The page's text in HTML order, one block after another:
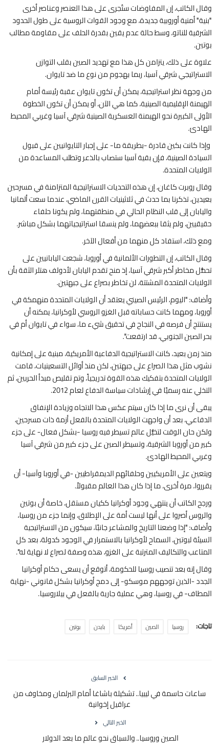
وقال الكاتب، إن المفاوضات ستُجرى على هذا العنصر وعناصر أخرى
"بنية" أمنية أوروبية جديدة، مع وجود القوات الروسية على طول الحدود
الشرقية للناتو، وسط حالة عدم يقين بقدرة الحلف على مقاومة مطالب
بوتين.
علاوة على ذلك، يتزامن كل هذا مع تهديد الصين بقلب التوازن
الاستراتيجي شرقي آسيا، ربما بهجوم من نوع ما ضد تايوان.
من وجهة نظر استراتيجية، يمكن أن تكون تايوان عقبة رئيسة أمام
الهيمنة الإقليمية الصينية، كما هي الآن، أو يمكن أن تكون الخطوة
الأولى الكبيرة نحو الهيمنة العسكرية الصينية شرقي آسيا وغربي المحيط
الهادئ.
وإذا كانت بكين قادرة -بطريقة ما- على إجبار التايوانيين على قبول
السيادة الصينية، فإن بقية آسيا ستصاب بالذعر وتطلب المساعدة من
الولايات المتحدة.
وقال روبرت كاغان، إن هذه التحديات الاستراتيجية المتزامنة في مسرحين
بعيدين، تذكرنا بما حدث في ثلاثينيات القرن الماضي، عندما سعت ألمانيا
واليابان إلى قلب النظام الحالي في منطقتهما، ولم يكونا حلفاء
حقيقيين، ولم يثقا ببعضهما، ولم ينسقا استراتيجياتهما بشكل مباشر.
ومع ذلك، استفاد كل منهما من أفعال الآخر.
وقال الكاتب، إن التطورات الألمانية في أوروبا، شجعت اليابانيين على
تحمُّل مخاطر أكبر شرقي آسيا، إذ منح تقدم اليابان لأدولف هتلر الثقة بأن
الولايات المتحدة المشتتة، لن تخاطر بصراع على جبهتين.
وأضاف: "اليوم، الرئيس الصيني يعتقد أن الولايات المتحدة منهمكة في
أوروبا، ومهما كانت حساباته قبل الغزو الروسي لأوكرانيا، يمكنه أن
يستنتج أن فرصه في النجاح في تحقيق شيء ما، سواء في تايوان أم في
بحر الصين الجنوبي، قد ارتفعت".
منذ زمن بعيد، كانت الاستراتيجية الدفاعية الأمريكية، مبنية على إمكانية
نشوب مثل هذا الصراع على جبهتين، لكن منذ أوائل التسعينيات، قامت
الولايات المتحدة بتفكيك هذه القوة تدريجياً، وتم تقليص مبدأ الحربين، ثم
التخلي عنه رسميًا في إرشادات سياسة الدفاع لعام 2012.
يبقى أن نرى ما إذا كان سيتم عكس هذا الاتجاه وزيادة الإنفاق
الدفاعي، بعد أن واجهت الولايات المتحدة بالفعل أزمة ذات مسرحين،
ولكن حان الوقت لتخيُّل عالم تسيطر فيه روسيا -بشكل فعال- على جزء
كبير من أوروبا الشرقية، وتسيطر الصين على جزء كبير من شرقي آسيا
وغربي المحيط الهادئ.
ويتعين على الأمريكيين وحلفائهم الديمقراطيين -في أوروبا وآسيا- أن
يقرروا، مرة أخرى، ما إذا كان هذا العالم مقبولاً.
ورجح الكاتب أن ينتهي وجود أوكرانيا ككيان مستقل، خاصة أن بوتين
والروس أصروا على أنها ليست أمة على الإطلاق، وإنما جزء من روسيا،
وأضاف: "إذا وضعنا التاريخ والمشاعر جانبًا، سيكون من الاستراتيجية
السيئة لبوتين، السماح لأوكرانيا بالاستمرار في الوجود كدولة، بعد كل
المتاعب والتكاليف المترتبة على الغزو، هذه وصفة لصراع لا نهاية له".
وقال إنه بعد تنصيب روسيا للحكومة، أتوقع أن يسعى حكام أوكرانيا
الجدد -الذين توجههم موسكو- إلى دمج أوكرانيا بشكل قانوني -نهاية
المطاف- في روسيا، وهي عملية جارية بالفعل في بيلاروسيا.
تاجات: روسيا الصين أمريكا بايدن بوتين
الخبر السابق
ساعات حاسمة في ليبيا.. تشكيلة باشاغا أمام البرلمان ومخاوف من
عراقيل إخوانية
الخبر التالي
الصين وروسيا.. والسباق نحو عالم ما بعد الدولار